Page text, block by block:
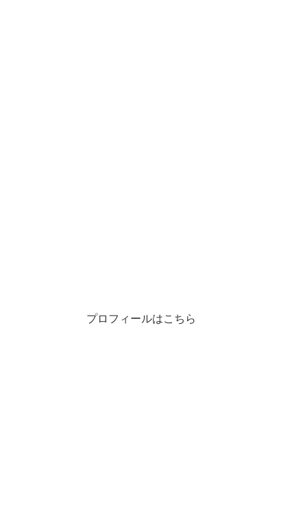
プロフィールはこちら